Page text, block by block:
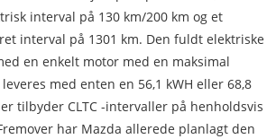
interval på 130 km/200 km og et
interval på 1301 km. Den fuldt elektriske
en enkelt motor med en maksimal
med enten en 56,1 kWH eller 68,8
tilbyder CLTC -intervaller på henholdsvis
har Mazda allerede planlagt den